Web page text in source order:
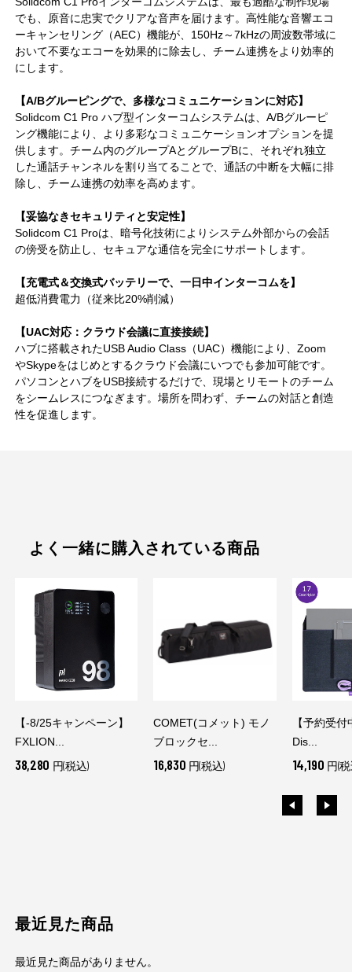
でも、原音に忠実でクリアな音声を届けます。高性能な音響エコ
ーキャンセリング（AEC）機能が、150Hz～7kHzの周波数帯域に
おいて不要なエコーを効果的に除去し、チーム連携をより効率的
にします。
【A/Bグルーピングで、多様なコミュニケーションに対応】
Solidcom C1 Pro ハブ型インターコムシステムは、A/Bグルーピ
ング機能により、より多彩なコミュニケーションオプションを提
供します。チーム内のグループAとグループBに、それぞれ独立
した通話チャンネルを割り当てることで、通話の中断を大幅に排
除し、チーム連携の効率を高めます。
【妥協なきセキュリティと安定性】
Solidcom C1 Proは、暗号化技術によりシステム外部からの会話
の傍受を防止し、セキュアな通信を完全にサポートします。
【充電式＆交換式バッテリーで、一日中インターコムを】
超低消費電力（従来比20%削減）
【UAC対応：クラウド会議に直接接続】
ハブに搭載されたUSB Audio Class（UAC）機能により、Zoom
やSkypeをはじめとするクラウド会議にいつでも参加可能です。
パソコンとハブをUSB接続するだけで、現場とリモートのチーム
をシームレスにつなぎます。場所を問わず、チームの対話と創造
性を促進します。
よく一緒に購入されている商品
【-8/25キャンペーン】
FXLION...
38,280 円(税込)
COMET(コメット) モノ
ブロックセ...
16,830 円(税込)
【予約受
Dis...
14,190 円(
最近見た商品
最近見た商品がありません。